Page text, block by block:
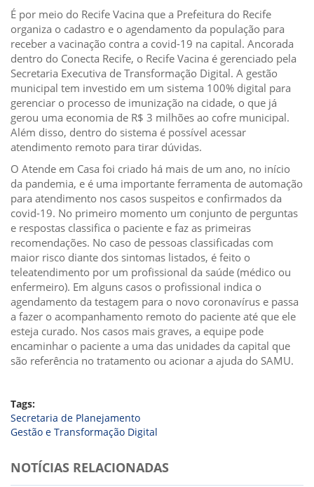
É por meio do Recife Vacina que a Prefeitura do Recife
organiza o cadastro e o agendamento da população para
receber a vacinação contra a covid-19 na capital. Ancorada
dentro do Conecta Recife, o Recife Vacina é gerenciado pela
Secretaria Executiva de Transformação Digital. A gestão
municipal tem investido em um sistema 100% digital para
gerenciar o processo de imunização na cidade, o que já
gerou uma economia de R$ 3 milhões ao cofre municipal.
Além disso, dentro do sistema é possível acessar
atendimento remoto para tirar dúvidas.
O Atende em Casa foi criado há mais de um ano, no início
da pandemia, e é uma importante ferramenta de automação
para atendimento nos casos suspeitos e confirmados da
covid-19. No primeiro momento um conjunto de perguntas
e respostas classifica o paciente e faz as primeiras
recomendações. No caso de pessoas classificadas com
maior risco diante dos sintomas listados, é feito o
teleatendimento por um profissional da saúde (médico ou
enfermeiro). Em alguns casos o profissional indica o
agendamento da testagem para o novo coronavírus e passa
a fazer o acompanhamento remoto do paciente até que ele
esteja curado. Nos casos mais graves, a equipe pode
encaminhar o paciente a uma das unidades da capital que
são referência no tratamento ou acionar a ajuda do SAMU.
Tags:
Secretaria de Planejamento
Gestão e Transformação Digital
NOTÍCIAS RELACIONADAS